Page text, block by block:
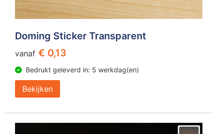
Doming Sticker Transparent
vanaf € 0,13
Bedrukt geleverd in: 5 werkdag(en)
Bekijken